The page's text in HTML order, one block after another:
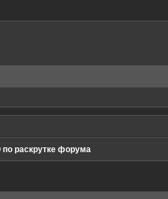
по раскрутке форума